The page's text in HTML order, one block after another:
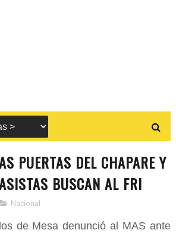
PUERTAS DEL CHAPARE Y
BUSCAN AL FRI
Nacional
de Mesa denunció al MAS ante